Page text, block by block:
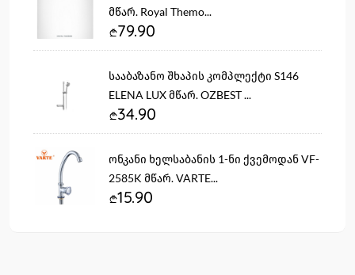
მწარ. Royal Themo...
79.90
სააბაზანო შხაპის კომპლექტი S146
ELENA LUX მწარ. OZBEST ...
34.90
ონკანი ხელსაბანის 1-ნი ქვემოდან VF-
2585K მწარ. VARTE...
15.90